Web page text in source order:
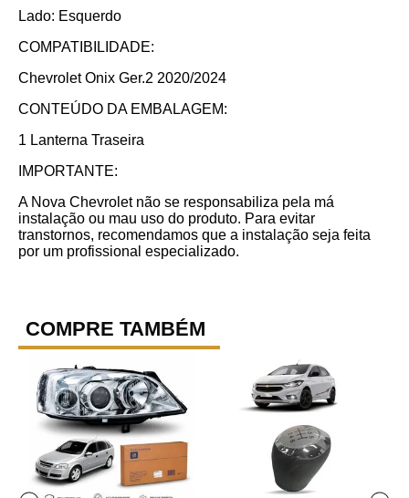
Lado: Esquerdo
COMPATIBILIDADE:
Chevrolet Onix Ger.2 2020/2024
CONTEÚDO DA EMBALAGEM:
1 Lanterna Traseira
IMPORTANTE:
A Nova Chevrolet não se responsabiliza pela má
instalação ou mau uso do produto. Para evitar
transtornos, recomendamos que a instalação seja feita
por um profissional especializado.
COMPRE TAMBÉM